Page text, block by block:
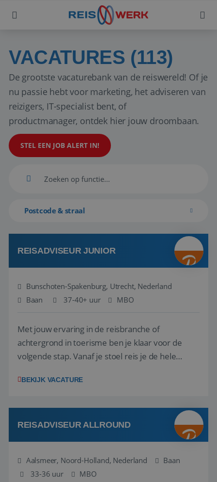
VACATURES (113)
De grootste vacaturebank van de reiswereld! Of je
nu passie hebt voor marketing, het adviseren van
reizigers, IT-specialist bent, of
productmanager, ontdek hier jouw droombaan.
STEL EEN JOB ALERT IN!
Postcode & straal
REISADVISEUR JUNIOR
Bunschoten-Spakenburg, Utrecht, Nederland
Baan
37-40+ uur MBO
Met jouw ervaring in de reisbranche of
achtergrond in toerisme ben je klaar voor de
volgende stap. Vanaf je stoel reis je de hele
wensen van je team, je klant en wat er in de
klanten te overtuigen om die droomreis te
boeken! ...
BEKIJK VACATURE
REISADVISEUR ALLROUND
Aalsmeer, Noord-Holland, Nederland
Baan
33-36 uur
MBO